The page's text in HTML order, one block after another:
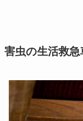
害虫の生活救